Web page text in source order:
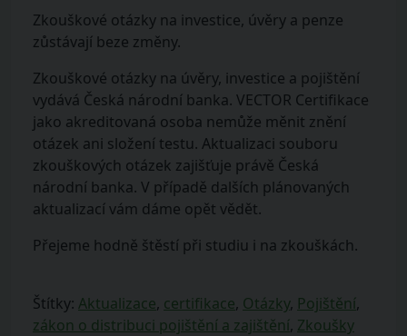
Zkouškové otázky na investice, úvěry a penze
zůstávají beze změny.
Zkouškové otázky na úvěry, investice a pojištění
vydává Česká národní banka. VECTOR Certifikace
jako akreditovaná osoba nemůže měnit znění
otázek ani složení testu. Aktualizaci souboru
zkouškových otázek zajišťuje právě Česká
národní banka. V případě dalších plánovaných
aktualizací vám dáme opět vědět.
Přejeme hodně štěstí při studiu i na zkouškách.
Štítky: Aktualizace, certifikace, Otázky, Pojištění,
zákon o distribuci pojištění a zajištění, Zkoušky